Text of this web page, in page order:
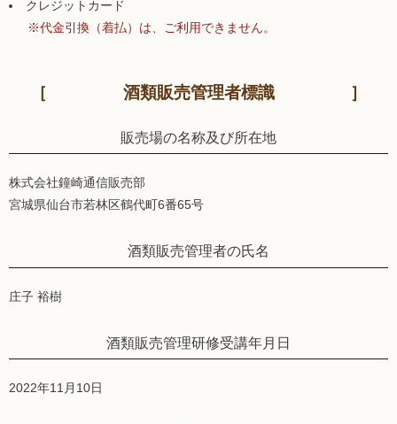
クレジットカード
※代金引換（着払）は、ご利用できません。
酒類販売管理者標識
販売場の名称及び所在地
株式会社鐘崎通信販売部
宮城県仙台市若林区鶴代町6番65号
酒類販売管理者の氏名
庄子 裕樹
酒類販売管理研修受講年月日
2022年11月10日